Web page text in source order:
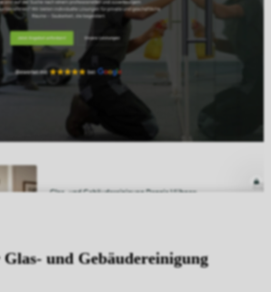
und Gebäudereinigung